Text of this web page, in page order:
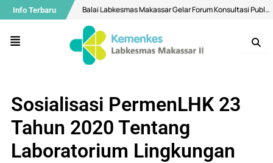
Info Terbaru
Balai Labkesmas Makassar Gelar Forum Konsultasi Publik, Perkuat Komitmen Pelayanan Prima dan Integritas
Menu
Sosialisasi PermenLHK 23
Tahun 2020 Tentang
Laboratorium Lingkungan